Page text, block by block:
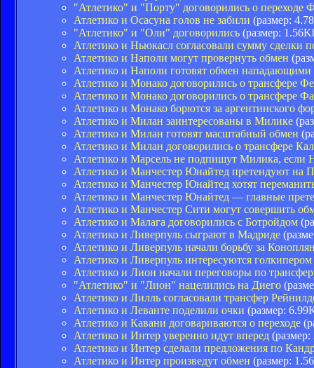
"Атлетико" и "Порту" договорились о переходе
Атлетико и Осасуна голов не забили (размер:
"Атлетико" и "Оли" договорились (размер:
Атлетико и Ньюкасл согласовали сумму сделки
Атлетико и Наполи могут провернуть обмен
Атлетико и Наполи готовят обмен нападающими
Атлетико и Монако договорились о трансфере
Атлетико и Монако договорились о трансфере
Атлетико и Монако борются за аргентинского
Атлетико и Милан заинтересованы в Милике
Атлетико и Милан готовят масштабный обмен
Атлетико и Милан договорились о трансфере
Атлетико и Марсель не подпишут Милика, если
Атлетико и Манчестер Юнайтед претендуют на
Атлетико и Манчестер Юнайтед хотят
Атлетико и Манчестер Юнайтед — главные
Атлетико и Манчестер Сити могут совершить
Атлетико и Малага договорились с Ботройдом
Атлетико и Ливерпуль сыграют в Мадриде
Атлетико и Ливерпуль начали борьбу за
Атлетико и Ливерпуль интересуются
Атлетико и Лион начали переговоры по
"Атлетико" и "Лион" нацелились на Диего
Атлетико и Лилль согласовали трансфер
Атлетико и Леванте поделили очки (размер:
Атлетико и Кавани договариваются о переходе
Атлетико и Интер уверенно идут вперед
Атлетико и Интер сделали предложения по
Атлетико и Интер произведут обмен (размер: